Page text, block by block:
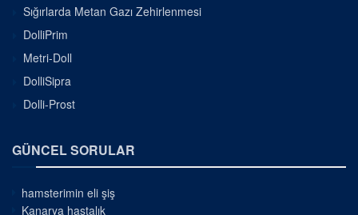
Sığırlarda Metan Gazı Zehirlenmesi
DolliPrim
Metri-Doll
DolliSipra
Dolli-Prost
GÜNCEL SORULAR
hamsterimin eli şiş
Kanarya hastalık